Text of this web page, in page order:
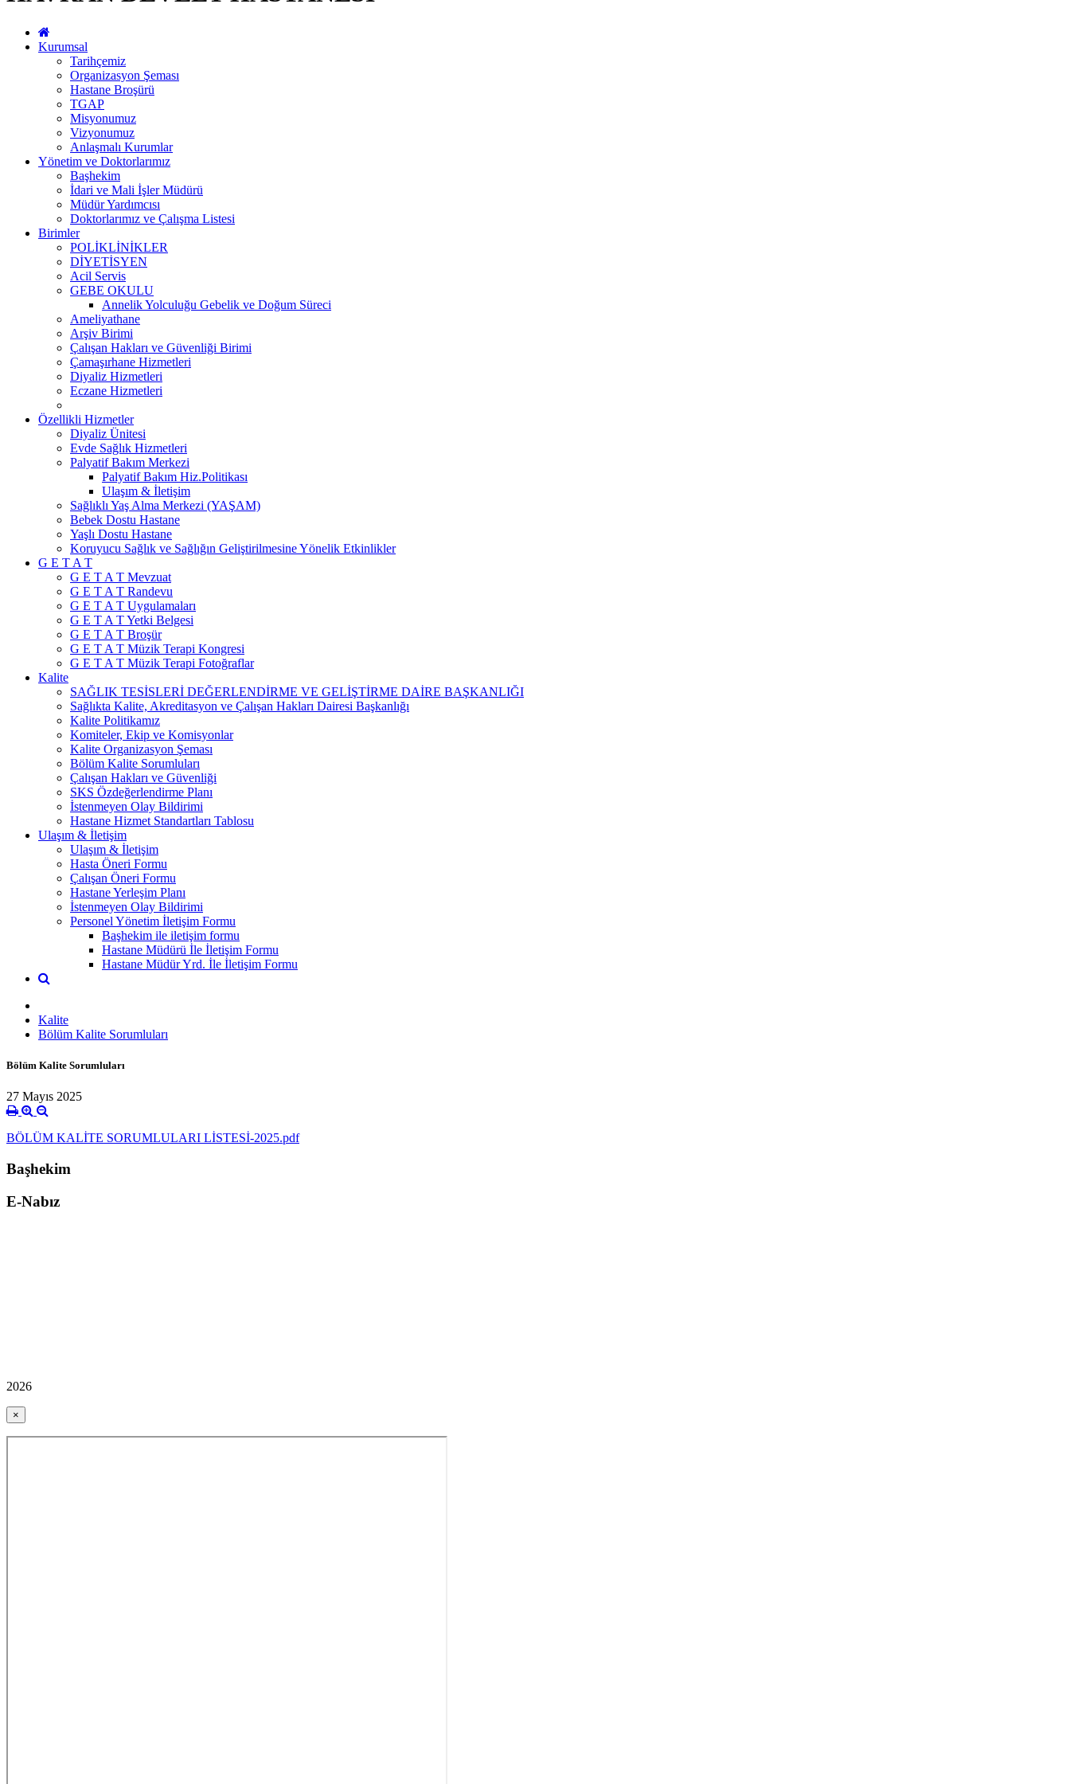
Kurumsal
Tarihçemiz
Organizasyon Şeması
Hastane Broşürü
TGAP
Misyonumuz
Vizyonumuz
Anlaşmalı Kurumlar
Yönetim ve Doktorlarımız
Başhekim
İdari ve Mali İşler Müdürü
Müdür Yardımcısı
Doktorlarımız ve Çalışma Listesi
Birimler
POLİKLİNİKLER
DİYETİSYEN
Acil Servis
GEBE OKULU
Annelik Yolculuğu Gebelik ve Doğum Süreci
Ameliyathane
Arşiv Birimi
Çalışan Hakları ve Güvenliği Birimi
Çamaşırhane Hizmetleri
Diyaliz Hizmetleri
Eczane Hizmetleri
Özellikli Hizmetler
Diyaliz Ünitesi
Evde Sağlık Hizmetleri
Palyatif Bakım Merkezi
Palyatif Bakım Hiz.Politikası
Ulaşım & İletişim
Sağlıklı Yaş Alma Merkezi (YAŞAM)
Bebek Dostu Hastane
Yaşlı Dostu Hastane
Koruyucu Sağlık ve Sağlığın Geliştirilmesine Yönelik Etkinlikler
G E T A T
G E T A T Mevzuat
G E T A T Randevu
G E T A T Uygulamaları
G E T A T Yetki Belgesi
G E T A T Broşür
G E T A T Müzik Terapi Kongresi
G E T A T Müzik Terapi Fotoğraflar
Kalite
SAĞLIK TESİSLERİ DEĞERLENDİRME VE GELİŞTİRME DAİRE BAŞKANLIĞI
Sağlıkta Kalite, Akreditasyon ve Çalışan Hakları Dairesi Başkanlığı
Kalite Politikamız
Komiteler, Ekip ve Komisyonlar
Kalite Organizasyon Şeması
Bölüm Kalite Sorumluları
Çalışan Hakları ve Güvenliği
SKS Özdeğerlendirme Planı
İstenmeyen Olay Bildirimi
Hastane Hizmet Standartları Tablosu
Ulaşım & İletişim
Ulaşım & İletişim
Hasta Öneri Formu
Çalışan Öneri Formu
Hastane Yerleşim Planı
İstenmeyen Olay Bildirimi
Personel Yönetim İletişim Formu
Başhekim ile iletişim formu
Hastane Müdürü İle İletişim Formu
Hastane Müdür Yrd. İle İletişim Formu
Kalite
Bölüm Kalite Sorumluları
Bölüm Kalite Sorumluları
27 Mayıs 2025
BÖLÜM KALİTE SORUMLULARI LİSTESİ-2025.pdf
Başhekim
E-Nabız
2026
×